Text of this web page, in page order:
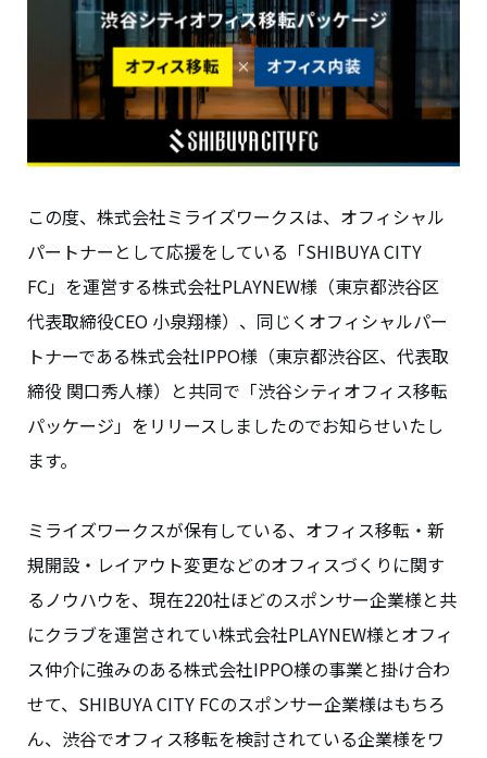
この度、株式会社ミライズワークスは、オフィシャル
パートナーとして応援をしている「SHIBUYA CITY
FC」を運営する株式会社PLAYNEW様（東京都渋谷区
代表取締役CEO 小泉翔様）、同じくオフィシャルパー
トナーである株式会社IPPO様（東京都渋谷区、代表取
締役 関口秀人様）と共同で「渋谷シティオフィス移転
パッケージ」をリリースしましたのでお知らせいたし
ます。
ミライズワークスが保有している、オフィス移転・新
規開設・レイアウト変更などのオフィスづくりに関す
るノウハウを、現在220社ほどのスポンサー企業様と共
にクラブを運営されてい株式会社PLAYNEW様とオフィ
ス仲介に強みのある株式会社IPPO様の事業と掛け合わ
せて、SHIBUYA CITY FCのスポンサー企業様はもちろ
ん、渋谷でオフィス移転を検討されている企業様をワ